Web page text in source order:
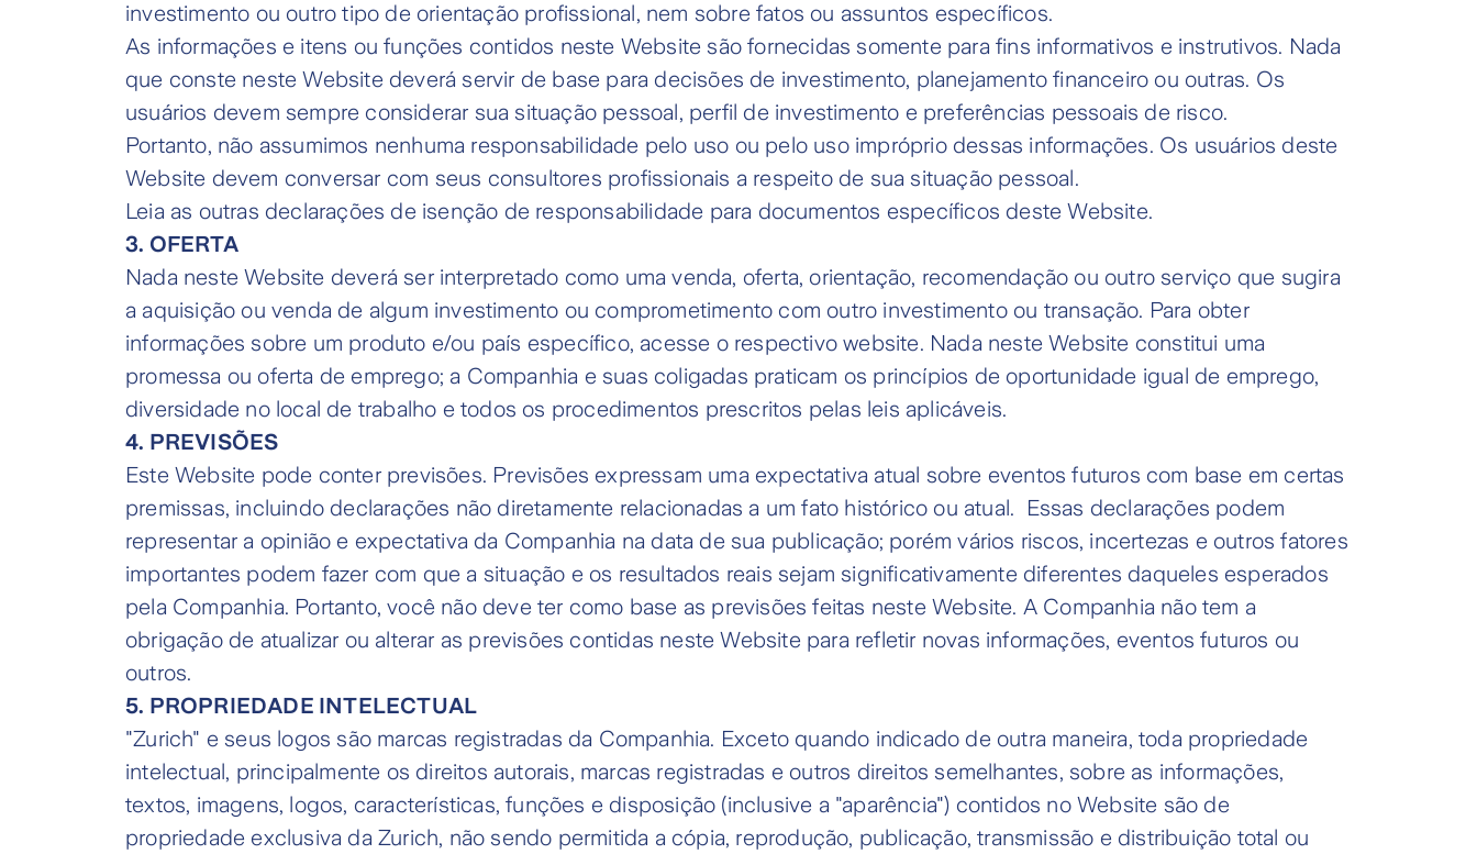
investimento ou outro tipo de orientação profissional, nem sobre fatos ou assuntos específicos.
As informações e itens ou funções contidos neste Website são fornecidas somente para fins informativos e instrutivos. Nada
que conste neste Website deverá servir de base para decisões de investimento, planejamento financeiro ou outras. Os
usuários devem sempre considerar sua situação pessoal, perfil de investimento e preferências pessoais de risco.
Portanto, não assumimos nenhuma responsabilidade pelo uso ou pelo uso impróprio dessas informações. Os usuários deste
Website devem conversar com seus consultores profissionais a respeito de sua situação pessoal.
Leia as outras declarações de isenção de responsabilidade para documentos específicos deste Website.
3. OFERTA
Nada neste Website deverá ser interpretado como uma venda, oferta, orientação, recomendação ou outro serviço que sugira
a aquisição ou venda de algum investimento ou comprometimento com outro investimento ou transação. Para obter
informações sobre um produto e/ou país específico, acesse o respectivo website. Nada neste Website constitui uma
promessa ou oferta de emprego; a Companhia e suas coligadas praticam os princípios de oportunidade igual de emprego,
diversidade no local de trabalho e todos os procedimentos prescritos pelas leis aplicáveis.
4. PREVISÕES
Este Website pode conter previsões. Previsões expressam uma expectativa atual sobre eventos futuros com base em certas
premissas, incluindo declarações não diretamente relacionadas a um fato histórico ou atual. Essas declarações podem
representar a opinião e expectativa da Companhia na data de sua publicação; porém vários riscos, incertezas e outros fatores
importantes podem fazer com que a situação e os resultados reais sejam significativamente diferentes daqueles esperados
pela Companhia. Portanto, você não deve ter como base as previsões feitas neste Website. A Companhia não tem a
obrigação de atualizar ou alterar as previsões contidas neste Website para refletir novas informações, eventos futuros ou
outros.
5. PROPRIEDADE INTELECTUAL
"Zurich" e seus logos são marcas registradas da Companhia. Exceto quando indicado de outra maneira, toda propriedade
intelectual, principalmente os direitos autorais, marcas registradas e outros direitos semelhantes, sobre as informações,
textos, imagens, logos, características, funções e disposição (inclusive a "aparência") contidos no Website são de
propriedade exclusiva da Zurich, não sendo permitida a cópia, reprodução, publicação, transmissão e distribuição total ou